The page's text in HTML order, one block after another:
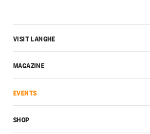
VISIT LANGHE
MAGAZINE
EVENTS
SHOP